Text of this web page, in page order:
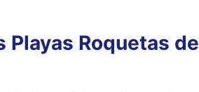
Playas Roquetas de